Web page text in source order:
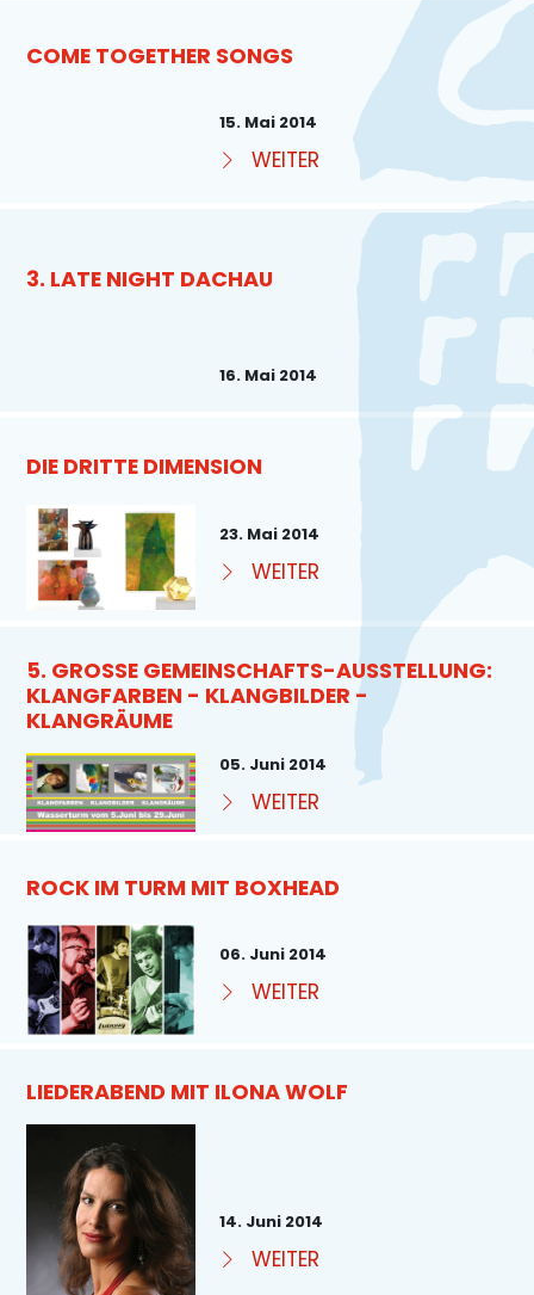
COME TOGETHER SONGS
15. Mai 2014
WEITER
3. LATE NIGHT DACHAU
16. Mai 2014
DIE DRITTE DIMENSION
23. Mai 2014
WEITER
5. GROSSE GEMEINSCHAFTS-AUSSTELLUNG: K
LANGFARBEN - KLANGBILDER - K
LANGRÄUME
05. Juni 2014
WEITER
ROCK IM TURM MIT BOXHEAD
06. Juni 2014
WEITER
LIEDERABEND MIT ILONA WOLF
14. Juni 2014
WEITER